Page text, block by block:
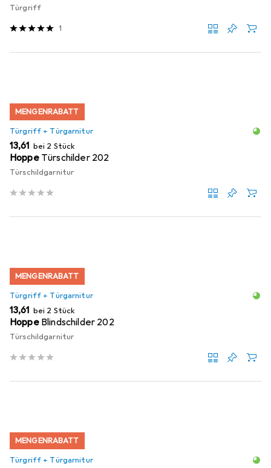
Türgriff
1
MENGENRABATT
Türgriff + Türgarnitur
EUR
13,61 bei 2 Stück
Hoppe Türschilder 202
Türschildgarnitur
MENGENRABATT
Türgriff + Türgarnitur
EUR
13,61 bei 2 Stück
Hoppe Blindschilder 202
Türschildgarnitur
MENGENRABATT
Türgriff + Türgarnitur